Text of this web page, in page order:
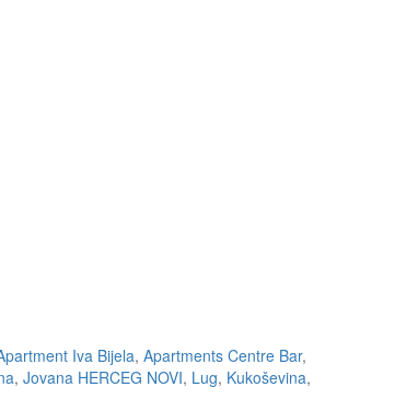
Iva Bijela, Apartments Centre Bar,
, Jovana HERCEG NOVI, Lug, Kukoševina,